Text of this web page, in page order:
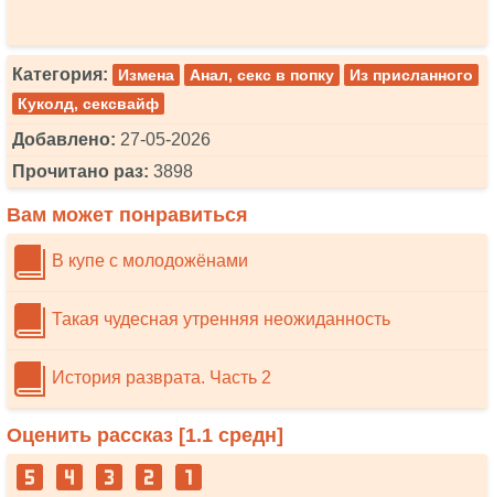
Категория: Измена Анал, секс в попку
Из присланного
Куколд, сексвайф
Добавлено: 27-05-2026
Прочитано раз: 3898
Вам может понравиться
В купе с молодожёнами
Такая чудесная утренняя неожиданность
История разврата. Часть 2
Оценить рассказ [1.1 средн]